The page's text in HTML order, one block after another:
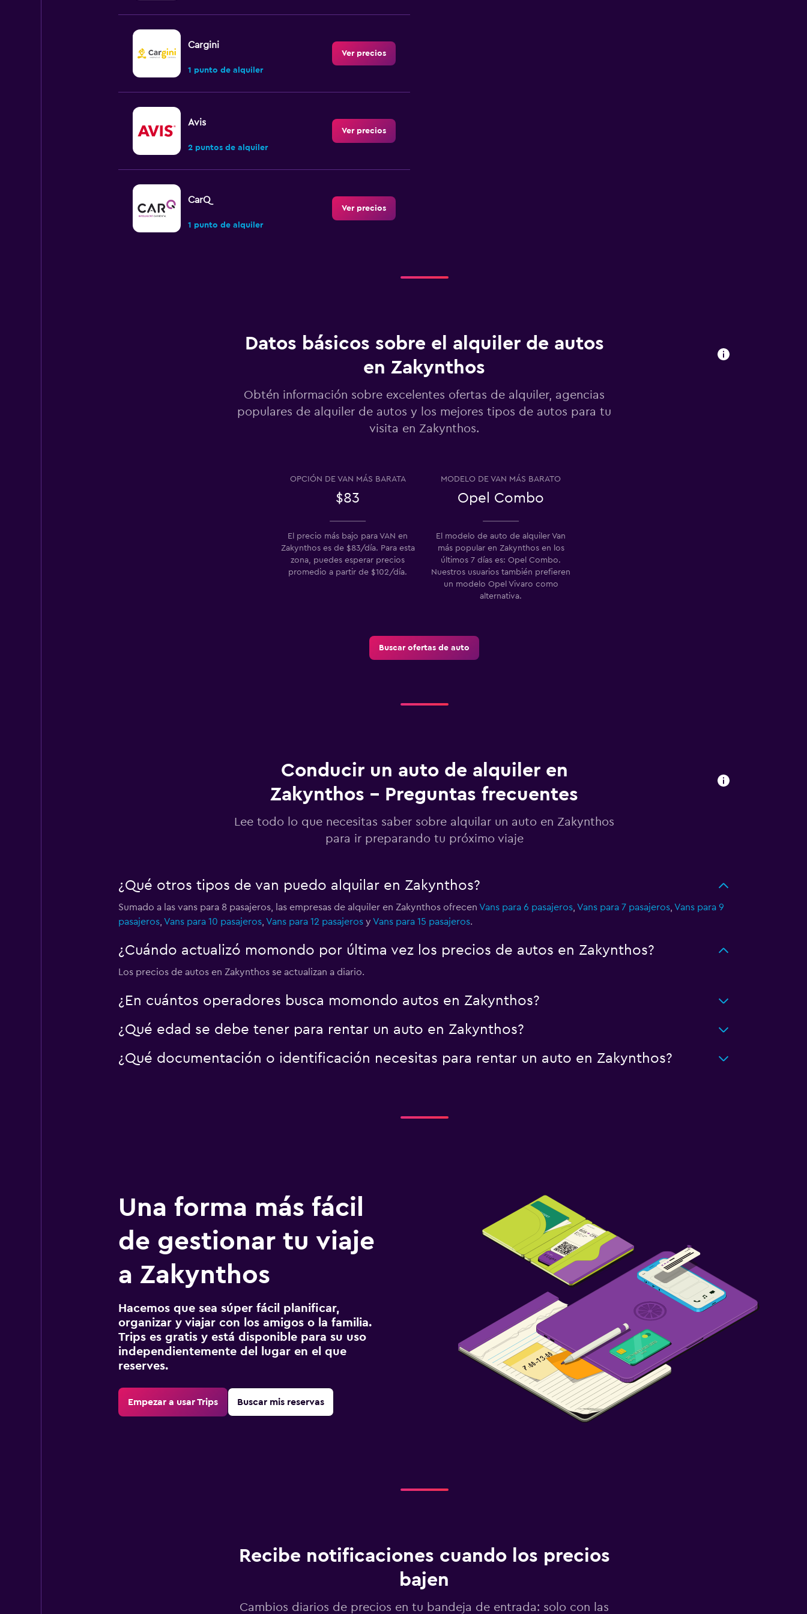
Cargini
1 punto de alquiler
Ver precios
Avis
2 puntos de alquiler
Ver precios
CarQ
1 punto de alquiler
Ver precios
Ver precios
Datos básicos sobre el alquiler de autos
en Zakynthos
Obtén información sobre excelentes ofertas de alquiler, agencias
populares de alquiler de autos y los mejores tipos de autos para tu
visita en Zakynthos.
OPCIÓN DE VAN MÁS BARATA
$83
MODELO DE VAN MÁS BARATO
Opel Combo
El precio más bajo para VAN en
Zakynthos es de $83/día. Para esta
zona, puedes esperar precios
promedio a partir de $102/día.
El modelo de auto de alquiler Van
más popular en Zakynthos en los
últimos 7 días es: Opel Combo.
Nuestros usuarios también prefieren
un modelo Opel Vivaro como
alternativa.
Buscar ofertas de auto
Conducir un auto de alquiler en
Zakynthos - Preguntas frecuentes
Lee todo lo que necesitas saber sobre alquilar un auto en Zakynthos
para ir preparando tu próximo viaje
¿Qué otros tipos de van puedo alquilar en Zakynthos?
Sumado a las vans para 8 pasajeros, las empresas de alquiler en Zakynthos ofrecen Vans para 6 pasajeros, Vans para 7 pasajeros, Vans para 9
pasajeros, Vans para 10 pasajeros, Vans para 12 pasajerosy Vans para 15 pasajeros.
¿Cuándo actualizó momondo por última vez los precios de autos en Zakynthos?
Los precios de autos en Zakynthos se actualizan a diario.
¿En cuántos operadores busca momondo autos en Zakynthos?
¿Qué edad se debe tener para rentar un auto en Zakynthos?
¿Qué documentación o identificación necesitas para rentar un auto en Zakynthos?
Una forma más fácil
de gestionar tu viaje
a Zakynthos
Hacemos que sea súper fácil planificar,
organizar y viajar con los amigos o la familia.
Trips es gratis y está disponible para su uso
independientemente del lugar en el que
reserves.
Empezar a usar Trips Buscar mis reservas
Recibe notificaciones cuando los precios
bajen
Cambios diarios de precios en tu bandeja de entrada: solo con las